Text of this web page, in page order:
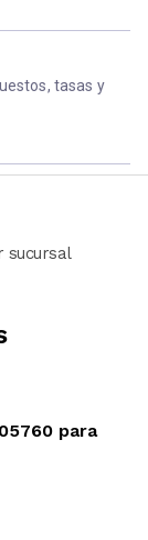
tasas y
sucursal
para